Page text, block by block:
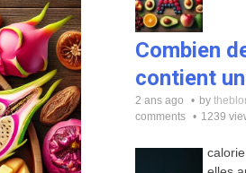
Combien
contient
2 ans ago by
comments
1239